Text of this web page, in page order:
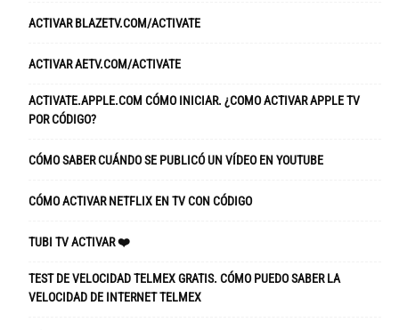
ACTIVAR BLAZETV.COM/ACTIVATE
ACTIVAR AETV.COM/ACTIVATE
ACTIVATE.APPLE.COM CÓMO INICIAR. ¿COMO ACTIVAR APPLE TV
POR CÓDIGO?
CÓMO SABER CUÁNDO SE PUBLICÓ UN VÍDEO EN YOUTUBE
CÓMO ACTIVAR NETFLIX EN TV CON CÓDIGO
TUBI TV ACTIVAR ❤️
TEST DE VELOCIDAD TELMEX GRATIS. CÓMO PUEDO SABER LA
VELOCIDAD DE INTERNET TELMEX